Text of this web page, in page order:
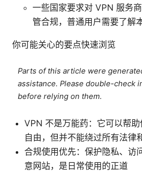
一些国家要求对 VPN 服务
管合规，普通用户需要了解
你可能关心的要点快速浏览
Parts of this article were
assistance. Please double-check
before relying on them.
VPN 不是万能药：它可以帮
自由，但并不能绕过所有法律
合规使用优先：保护隐私、访
意网站，是日常使用的正道